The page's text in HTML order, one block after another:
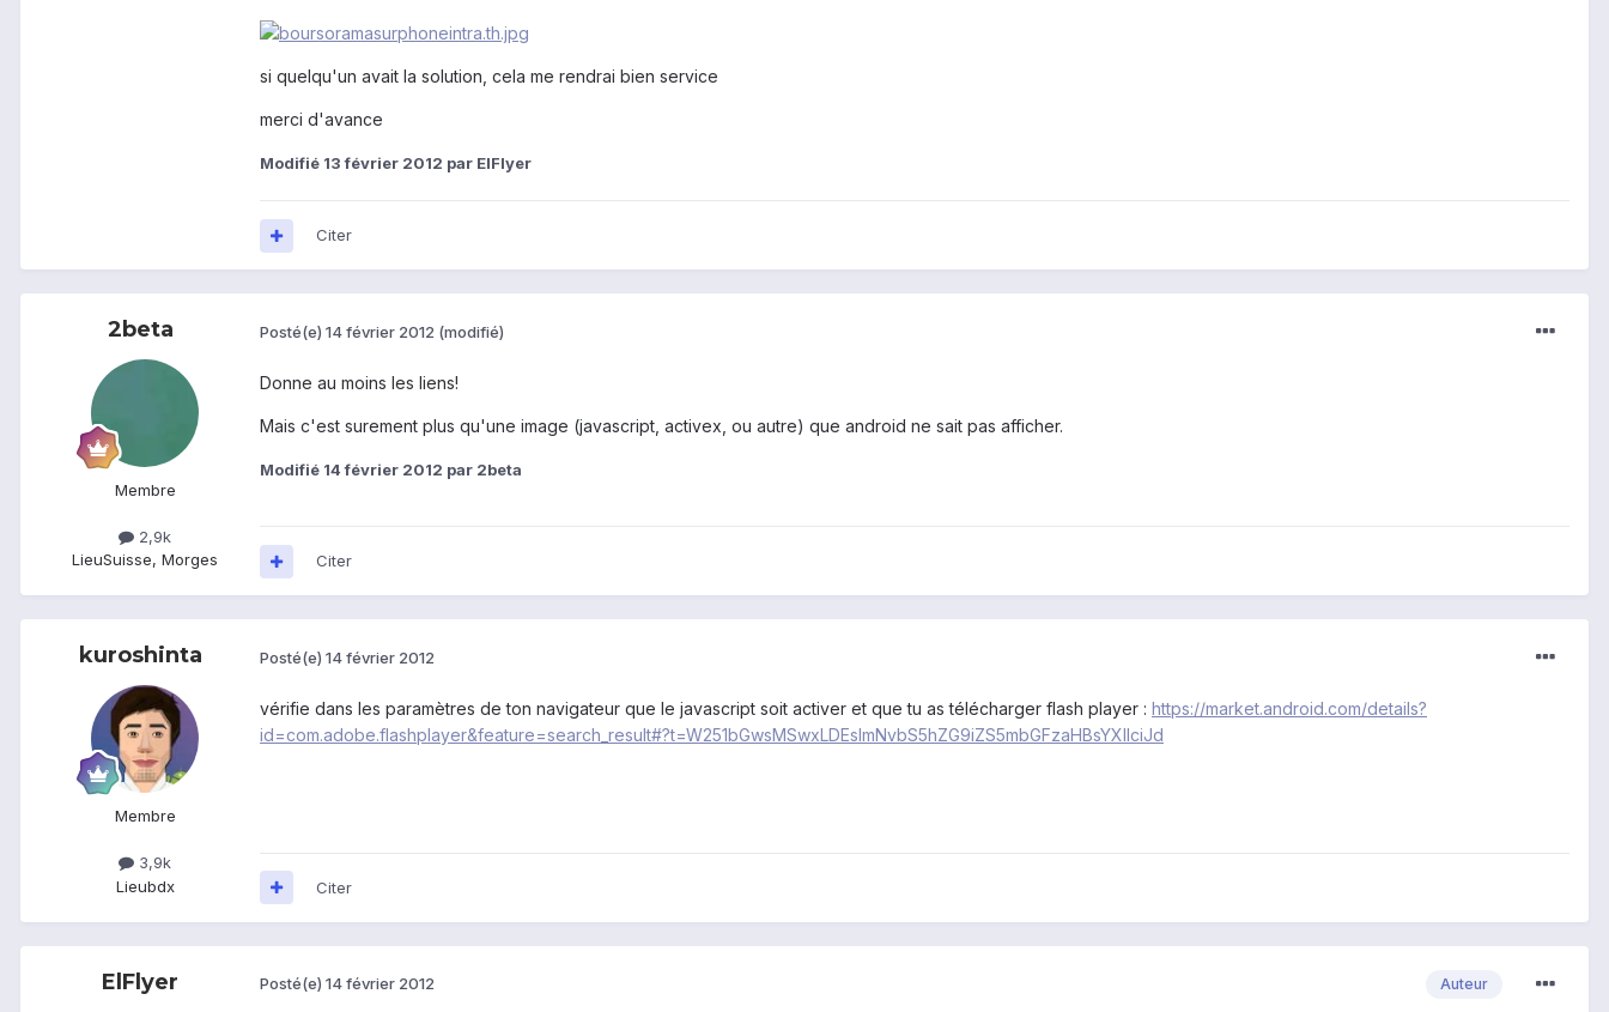
si quelqu'un avait la solution, cela me rendrai bien service
merci d'avance
Modifié 13 février 2012 par ElFlyer
Citer
2beta
Membre
2,9k
LieuSuisse, Morges
Posté(e) 14 février 2012 (modifié)
Donne au moins les liens!
Mais c'est surement plus qu'une image (javascript, activex, ou autre) que android ne sait pas afficher.
Modifié 14 février 2012 par 2beta
Citer
kuroshinta
Membre
3,9k
Lieubdx
Posté(e) 14 février 2012
vérifie dans les paramètres de ton navigateur que le javascript soit activer et que tu as télécharger flash player : https://market.android.com/details?
id=com.adobe.flashplayer&feature=search_result#?t=W251bGwsMSwxLDEsImNvbS5hZG9iZS5mbGFzaHBsYXllciJd
Citer
ElFlyer Auteur
Posté(e) 14 février 2012